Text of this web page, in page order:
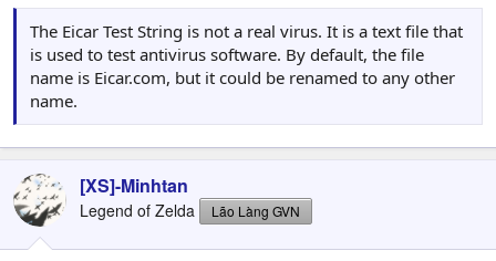
The Eicar Test String is not a real virus. It is a text file that
is used to test antivirus software. By default, the file
name is Eicar.com, but it could be renamed to any other
name.
[XS]-Minhtan
Legend of Zelda Lão Làng GVN